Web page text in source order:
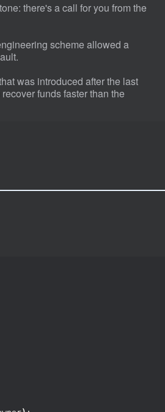
there's a call for you from the
scheme allowed a
was introduced after the last
funds faster than the